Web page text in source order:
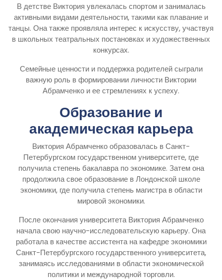
В детстве Виктория увлекалась спортом и занималась
активными видами деятельности, такими как плавание и
танцы. Она также проявляла интерес к искусству, участвуя
в школьных театральных постановках и художественных
конкурсах.
Семейные ценности и поддержка родителей сыграли
важную роль в формировании личности Виктории
Абрамченко и ее стремлениях к успеху.
Образование и
академическая карьера
Виктория Абрамченко образовалась в Санкт-
Петербургском государственном университете, где
получила степень бакалавра по экономике. Затем она
продолжила свое образование в Лондонской школе
экономики, где получила степень магистра в области
мировой экономики.
После окончания университета Виктория Абрамченко
начала свою научно-исследовательскую карьеру. Она
работала в качестве ассистента на кафедре экономики
Санкт-Петербургского государственного университета,
занимаясь исследованиями в области экономической
политики и международной торговли.